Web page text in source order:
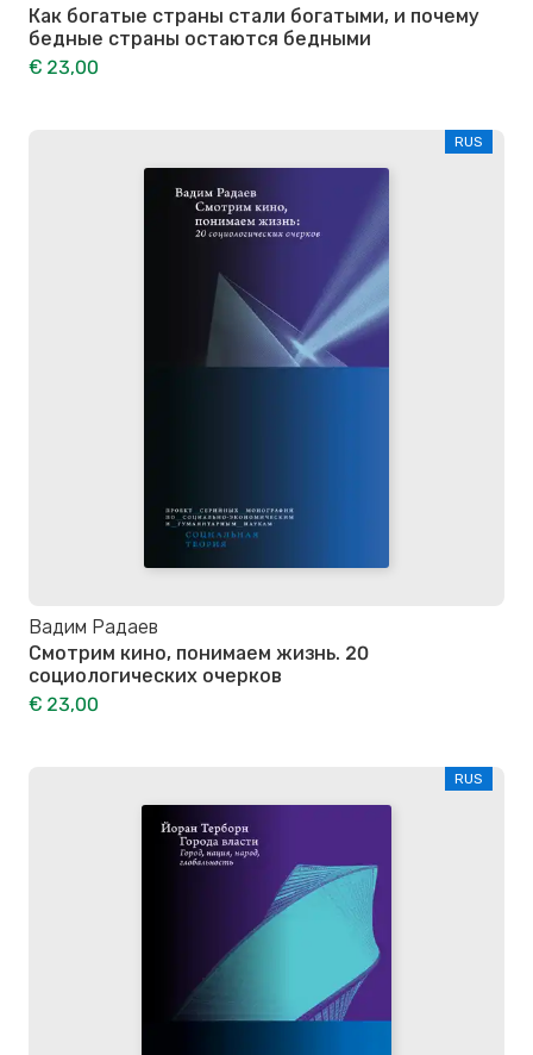
Как богатые страны стали богатыми, и почему
бедные страны остаются бедными
€ 23,00
RUS
Вадим Радаев
Смотрим кино, понимаем жизнь. 20
социологических очерков
€ 23,00
RUS